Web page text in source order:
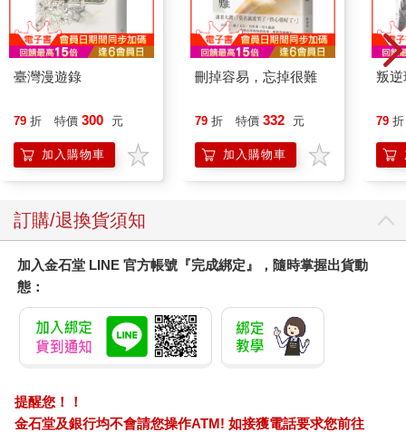
一件事物真正的價值，往往要經過長時間的沉澱才能體會。就像
那些拍得不好看的照片，當下恨不得立刻刪掉，但過了五年、十
年再回頭看，就會產生截然不同的感受──過去留下的痕跡，全都
變得彌足珍貴。明明只是幾年前的模樣，卻充滿了青春與稚嫩的
活力，那時我才終於明白，為什麼長輩們總說年輕人「不化妝也
不管心中有多少遺憾，時光終究不會倒流。
五年後，我也一定會憶起現在的自己吧──那個渾身充滿幹勁、眼
神閃閃發光、擁有無盡的夢想、每天都雀躍不已的我。當眼下習
以為常的生活和情緒，變得不再理所當然時，我們才能領悟其中
斷重蹈覆轍，未經時光淬鍊，就永遠無法把握事物真正的價值。
或許要等到幾年後多長出幾道皺紋，才會明白現在的自己有多耀
眼。
我不斷思索，該如何才能專注地活在當下，而不是任由光陰白白
流逝。後來，我下定決心，不再因過去的遺憾停滯不前，也別讓
未來的焦慮和不安佔據現在。還有其他方法嗎？或許，擁抱自己
熱愛的事物，珍惜身邊重要的對象，就是活在當下的不二法門。
♡有沒有哪些心意，不明說也能體會到呢？
臺灣漫遊錄
79 折 特價 300 元
加入購物車
刪掉容易，忘掉很難
79 折 特價 332 元
加入購物車
叛逆
79 折
訂購/退換貨須知
加入金石堂 LINE 官方帳號『完成綁定』，隨時掌握出貨動
態：
提醒您！！
金石堂及銀行均不會請您操作ATM! 如接獲電話要求您前往